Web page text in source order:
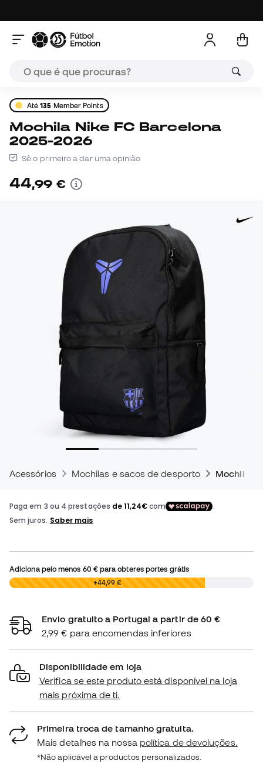
Até135 Member Points
Mochila Nike FC Barcelona
2025-2026
Sê o primeiro a dar uma opinião
44,99 €
Acessórios Mochilas e sacos de desporto Mochilas
Adiciona pelo menos 60 €para obteres portes grátis
0,00 € +44,99 €
Envio gratuito a Portugal a partir de 60 €
2,99 € para encomendas inferiores
Disponibilidade em loja
Verifica se este produto está disponível na loja
mais próxima de ti.
Primeira troca de tamanho gratuita.
Mais detalhes na nossa política de devoluções.
*Não aplicável a productos personalizados.